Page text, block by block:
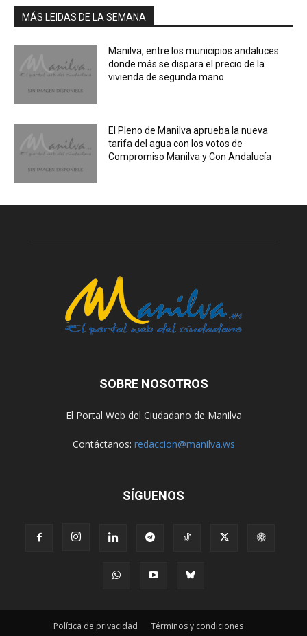
MÁS LEIDAS DE LA SEMANA
Manilva, entre los municipios andaluces
donde más se dispara el precio de la
vivienda de segunda mano
El Pleno de Manilva aprueba la nueva
tarifa del agua con los votos de
Compromiso Manilva y Con Andalucía
SOBRE NOSOTROS
El Portal Web del Ciudadano de Manilva
Contáctanos: redaccion@manilva.ws
SÍGUENOS
Política de privacidad
Términos y condiciones